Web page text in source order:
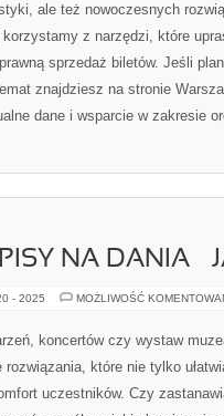
ale też nowoczesnych
z narzędzi, które
sprzedaż biletów. Jeśli
znajdziesz na stronie
dane i wsparcie w zakresie
NA DANIA –
- 2025 MOŻLIWOŚĆ
koncertów czy wystaw
które nie tylko
uczestników. Czy